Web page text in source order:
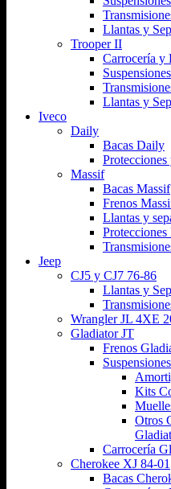
Llantas y
Trooper II
Carrocería y
Llantas y
Iveco
Daily
Bacas Daily
Massif
Bacas Massif
Frenos
Llantas y
Protecciones
Jeep
CJ5 y CJ7 76-86
Llantas y
Wrangler JL 4XE
Gladiator JT
Frenos
Kits
Otros
Carrocería
Cherokee XJ 84-01
Bacas